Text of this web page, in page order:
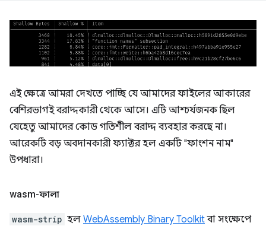
এই ক্ষেত্রে আমরা দেখতে পাচ্ছি যে আমাদের ফাইলের আকারের
বেশিরভাগই বরাদ্দকারী থেকে আসে। এটি আশ্চর্যজনক ছিল
যেহেতু আমাদের কোড গতিশীল বরাদ্দ ব্যবহার করছে না।
আরেকটি বড় অবদানকারী ফ্যাক্টর হল একটি "ফাংশন নাম"
উপধারা।
wasm-ফালা
wasm-strip হল WebAssembly Binary Toolkitবা সংক্ষেপে